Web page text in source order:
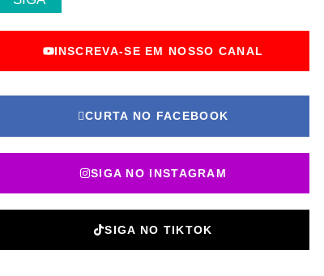
INSCREVA-SE EM NOSSO CANAL
CURTA NO FACEBOOK
SIGA NO INSTAGRAM
SIGA NO TIKTOK